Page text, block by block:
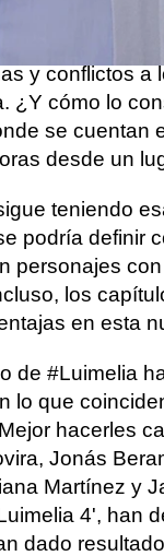
necesario
y conflictos a
¿Y cómo lo
se cuentan
desde un
teniendo
podría definir
personajes
los
en esta
de #Luimelia
lo que
hacerles
Jonás
Martínez y
4', han
dado